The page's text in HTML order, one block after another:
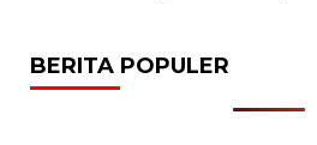
BERITA POPULER